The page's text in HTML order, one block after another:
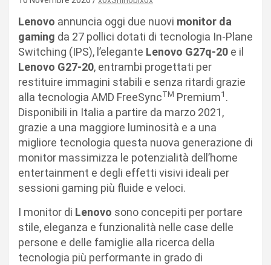
Lenovo annuncia oggi due nuovi monitor da
gaming da 27 pollici dotati di tecnologia In-Plane
Switching (IPS), l’elegante Lenovo G27q-20 e il
Lenovo G27-20, entrambi progettati per
restituire immagini stabili e senza ritardi grazie
alla tecnologia AMD FreeSyncTM Premium1 .
Disponibili in Italia a partire da marzo 2021,
grazie a una maggiore luminosità e a una
migliore tecnologia questa nuova generazione di
monitor massimizza le potenzialità dell’home
entertainment e degli effetti visivi ideali per
sessioni gaming più fluide e veloci.
I monitor di Lenovo sono concepiti per portare
stile, eleganza e funzionalità nelle case delle
persone e delle famiglie alla ricerca della
tecnologia più performante in grado di